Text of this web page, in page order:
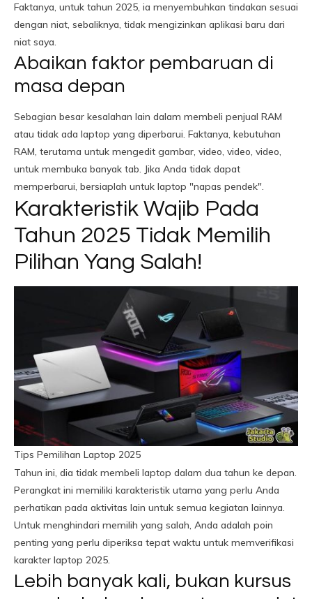
Faktanya, untuk tahun 2025, ia menyembuhkan tindakan sesuai
dengan niat, sebaliknya, tidak mengizinkan aplikasi baru dari
niat saya.
Abaikan faktor pembaruan di
masa depan
Sebagian besar kesalahan lain dalam membeli penjual RAM
atau tidak ada laptop yang diperbarui. Faktanya, kebutuhan
RAM, terutama untuk mengedit gambar, video, video, video,
untuk membuka banyak tab. Jika Anda tidak dapat
memperbarui, bersiaplah untuk laptop "napas pendek".
Karakteristik Wajib Pada
Tahun 2025 Tidak Memilih
Pilihan Yang Salah!
Tips Pemilihan Laptop 2025
Tahun ini, dia tidak membeli laptop dalam dua tahun ke depan.
Perangkat ini memiliki karakteristik utama yang perlu Anda
perhatikan pada aktivitas lain untuk semua kegiatan lainnya.
Untuk menghindari memilih yang salah, Anda adalah poin
penting yang perlu diperiksa tepat waktu untuk memverifikasi
karakter laptop 2025.
Lebih banyak kali, bukan kursus